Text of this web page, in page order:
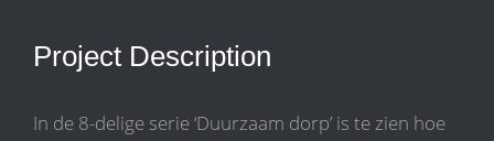
Project Description
In de 8-delige serie ‘Duurzaam dorp’ is te zien hoe